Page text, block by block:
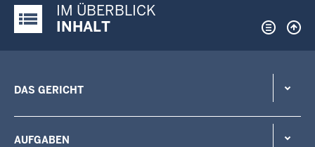
Justiz-Portal im Überblick:
IM ÜBERBLICK
INHALT
DAS GERICHT
AUFGABEN